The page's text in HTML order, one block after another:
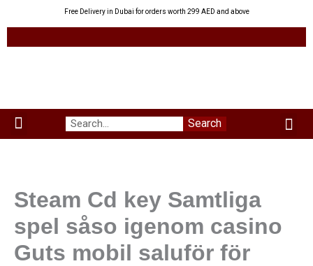
to
content
Free Delivery in Dubai for orders worth 299 AED and above
Menu Search
Steam Cd key Samtliga
spel såso igenom casino
Guts mobil saluför för